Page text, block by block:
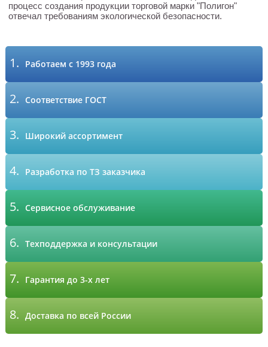
процесс создания продукции торговой марки "Полигон"
отвечал требованиям экологической безопасности.
1. Работаем с 1993 года
2. Соответствие ГОСТ
3. Широкий ассортимент
4. Разработка по ТЗ заказчика
5. Сервисное обслуживание
6. Техподдержка и консультации
7. Гарантия до 3-х лет
8. Доставка по всей России